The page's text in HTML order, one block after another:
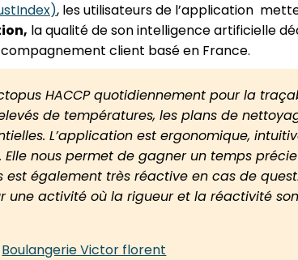
, les utilisateurs de l’application
la qualité de son intelligence artificielle
client basé en France.
HACCP quotidiennement pour la
de températures, les plans de
L’application est ergonomique,
nous permet de gagner un temps
est également très réactive en cas de
une activité où la rigueur et la réactivité
Boulangerie Victor florent